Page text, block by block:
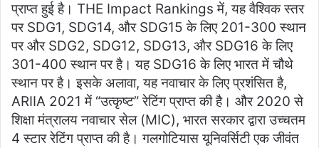
प्राप्त हुई है। THE Impact Rankings में, यह वैश्विक स्तर
पर SDG1, SDG14, और SDG15 के लिए 201-300 स्थान
पर और SDG2, SDG12, SDG13, और SDG16 के लिए
301-400 स्थान पर है। यह SDG16 के लिए भारत में चौथे
स्थान पर है। इसके अलावा, यह नवाचार के लिए प्रशंसित है,
ARIIA 2021 में “उत्कृष्ट” रेटिंग प्राप्त की है। और 2020 से
शिक्षा मंत्रालय नवाचार सेल (MIC), भारत सरकार द्वारा उच्चतम
4 स्टार रेटिंग प्राप्त की है। गलगोटियास यूनिवर्सिटी एक जीवंत